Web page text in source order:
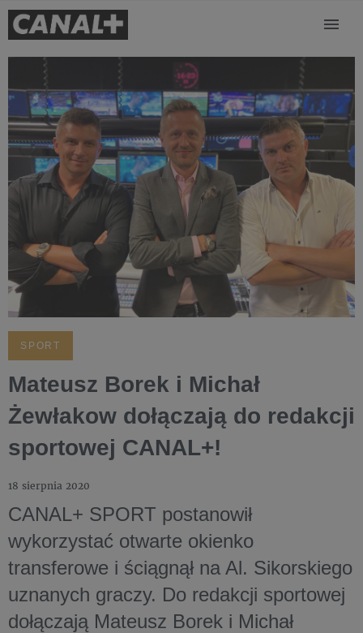
SPORT
Mateusz Borek i Michał
Żewłakow dołączają do redakcji
sportowej CANAL+!
18 sierpnia 2020
CANAL+ SPORT postanowił
wykorzystać otwarte okienko
transferowe i ściągnął na Al. Sikorskiego
uznanych graczy. Do redakcji sportowej
dołączają Mateusz Borek i Michał